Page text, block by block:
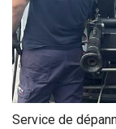
Service de